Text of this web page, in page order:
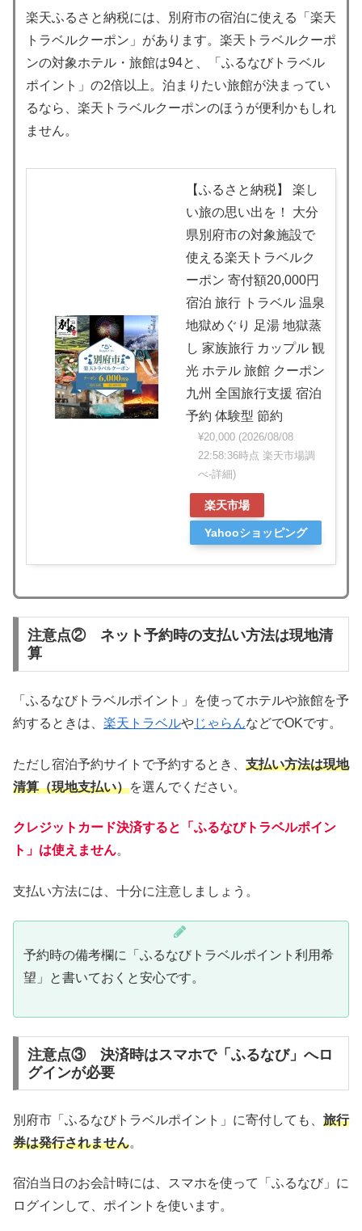
楽天ふるさと納税には、別府市の宿泊に使える「楽天
トラベルクーポン」があります。楽天トラベルクーポ
ンの対象ホテル・旅館は94と、「ふるなびトラベル
ポイント」の2倍以上。泊まりたい旅館が決まってい
るなら、楽天トラベルクーポンのほうが便利かもしれ
ません。
【ふるさと納税】 楽し
い旅の思い出を！ 大分
県別府市の対象施設で
使える楽天トラベルク
ーポン 寄付額20,000円
宿泊 旅行 トラベル 温泉
地獄めぐり 足湯 地獄蒸
し 家族旅行 カップル 観
光 ホテル 旅館 クーポン
九州 全国旅行支援 宿泊
予約 体験型 節約
¥20,000 (2026/08/08
22:58:36時点 楽天市場調
べ-詳細)
楽天市場
Yahooショッピング
注意点② ネット予約時の支払い方法は現地清
算
「ふるなびトラベルポイント」を使ってホテルや旅館を予
約するときは、 楽天トラベルやじゃらんなどでOKです。
ただし宿泊予約サイトで予約するとき、 支払い方法は現地
清算（現地支払い）を選んでください。
クレジットカード決済すると「ふるなびトラベルポイン
ト」は使えません。
支払い方法には、十分に注意しましょう。
予約時の備考欄に「ふるなびトラベルポイント利用希
望」と書いておくと安心です。
注意点③ 決済時はスマホで「ふるなび」へロ
グインが必要
別府市「ふるなびトラベルポイント」に寄付しても、 旅行
券は発行されません。
宿泊当日のお会計時には、スマホを使って「ふるなび」に
ログインして、ポイントを使います。